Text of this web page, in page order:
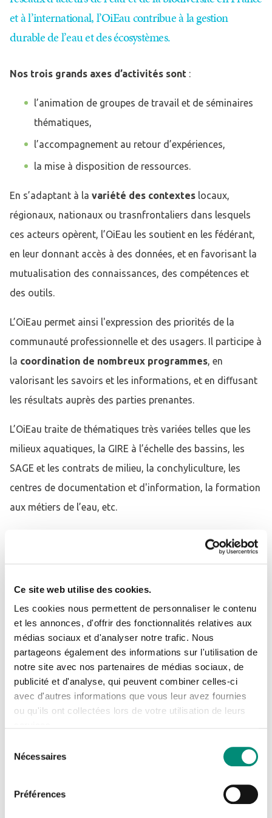
Ce site web utilise des cookies.
Les cookies nous permettent de personnaliser le contenu
et les annonces, d'offrir des fonctionnalités relatives aux
médias sociaux et d'analyser notre trafic. Nous
partageons également des informations sur l'utilisation de
notre site avec nos partenaires de médias sociaux, de
publicité et d'analyse, qui peuvent combiner celles-ci
avec d'autres informations que vous leur avez fournies
ou qu'ils ont collectées lors de votre utilisation de leurs
Nécessaires
Préférences
et à l’international, l’OiEau contribue à la gestion
durable de l’eau et des écosystèmes.
Nos trois grands axes d’activités sont :
l’animation de groupes de travail et de séminaires
thématiques,
l’accompagnement au retour d’expériences,
la mise à disposition de ressources.
En s’adaptant à la variété des contextes locaux,
régionaux, nationaux ou trasnfrontaliers dans lesquels
ces acteurs opèrent, l’OiEau les soutient en les fédérant,
en leur donnant accès à des données, et en favorisant la
mutualisation des connaissances, des compétences et
des outils.
L’OiEau permet ainsi l'expression des priorités de la
communauté professionnelle et des usagers. Il participe à
la coordination de nombreux programmes, en
valorisant les savoirs et les informations, et en diﬀusant
les résultats auprès des parties prenantes.
L’OiEau traite de thématiques très variées telles que les
milieux aquatiques, la GIRE à l’échelle des bassins, les
SAGE et les contrats de milieu, la conchyliculture, les
centres de documentation et d'information, la formation
aux métiers de l’eau, etc.
Par leur fréquence, par la diversité des
profils et des géographies des participants
qu’ils rassemblent, et par l’interprétariat
simultané en français, anglais et espagnol
qui bat en brèche la barrière de la langue,
les évènements en ligne et en présentiel du
RIOB constituent une opportunité unique
d’améliorer la Gestion Intégrée des
bassins sous différentes facettes telles que la
Se connecter
J'ai déjà un compte
Adresse email *